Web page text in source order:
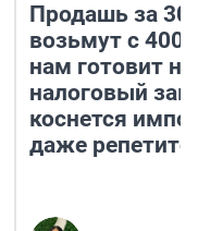
Продашь за
возьмут с
нам готовит
налоговый
коснется
даже